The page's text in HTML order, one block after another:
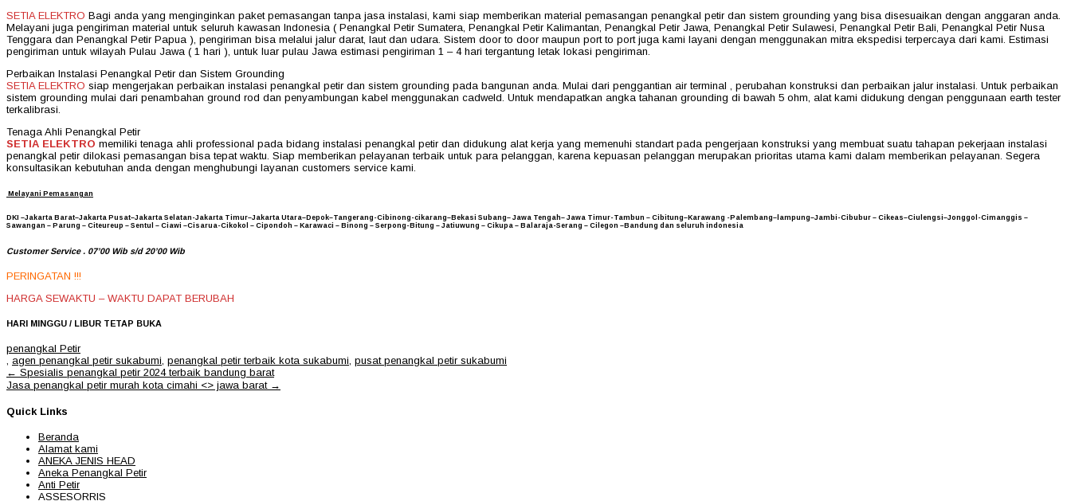
SETIA ELEKTRO Bagi anda yang menginginkan paket pemasangan tanpa jasa instalasi, kami siap memberikan material pemasangan penangkal petir dan sistem grounding yang bisa disesuaikan dengan anggaran anda.
Melayani juga pengiriman material untuk seluruh kawasan Indonesia ( Penangkal Petir Sumatera, Penangkal Petir Kalimantan, Penangkal Petir Jawa, Penangkal Petir Sulawesi, Penangkal Petir Bali, Penangkal Petir Nusa
Tenggara dan Penangkal Petir Papua ), pengiriman bisa melalui jalur darat, laut dan udara. Sistem door to door maupun port to port juga kami layani dengan menggunakan mitra ekspedisi terpercaya dari kami. Estimasi
pengiriman untuk wilayah Pulau Jawa ( 1 hari ), untuk luar pulau Jawa estimasi pengiriman 1 – 4 hari tergantung letak lokasi pengiriman.
Perbaikan Instalasi Penangkal Petir dan Sistem Grounding
SETIA ELEKTRO siap mengerjakan perbaikan instalasi penangkal petir dan sistem grounding pada bangunan anda. Mulai dari penggantian air terminal , perubahan konstruksi dan perbaikan jalur instalasi. Untuk perbaikan
sistem grounding mulai dari penambahan ground rod dan penyambungan kabel menggunakan cadweld. Untuk mendapatkan angka tahanan grounding di bawah 5 ohm, alat kami didukung dengan penggunaan earth tester
terkalibrasi.
Tenaga Ahli Penangkal Petir
SETIA ELEKTRO memiliki tenaga ahli professional pada bidang instalasi penangkal petir dan didukung alat kerja yang memenuhi standart pada pengerjaan konstruksi yang membuat suatu tahapan pekerjaan instalasi
penangkal petir dilokasi pemasangan bisa tepat waktu. Siap memberikan pelayanan terbaik untuk para pelanggan, karena kepuasan pelanggan merupakan prioritas utama kami dalam memberikan pelayanan. Segera
konsultasikan kebutuhan anda dengan menghubungi layanan customers service kami.
Melayani Pemasangan
DKI –Jakarta Barat–Jakarta Pusat–Jakarta Selatan-Jakarta Timur–Jakarta Utara–Depok–Tangerang-Cibinong-cikarang–Bekasi Subang– Jawa Tengah– Jawa Timur-Tambun – Cibitung–Karawang -Palembang–lampung–Jambi-Cibubur – Cikeas–Ciulengsi–Jonggol-Cimanggis –
Sawangan – Parung – Citeureup – Sentul – Ciawi –Cisarua-Cikokol – Cipondoh – Karawaci – Binong – Serpong-Bitung – Jatiuwung – Cikupa – Balaraja-Serang – Cilegon –Bandung dan seluruh indonesia
Customer Service . 07’00 Wib s/d 20’00 Wib
PERINGATAN !!!
HARGA SEWAKTU – WAKTU DAPAT BERUBAH
HARI MINGGU / LIBUR TETAP BUKA
penangkal Petir
agen penangkal petir sukabumi penangkal petir terbaik kota sukabumi pusat penangkal petir sukabumi
Post
navigation
← Spesialis penangkal petir 2024 terbaik bandung barat
Jasa penangkal petir murah kota cimahi <> jawa barat →
Quick Links
Beranda
Alamat kami
ANEKA JENIS HEAD
Aneka Penangkal Petir
Anti Petir
ASSESORRIS